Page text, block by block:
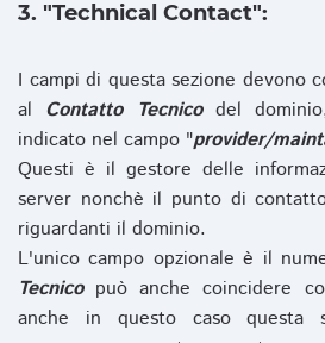
3. "Technical Contact":
I campi di questa sezione devono
al Contatto Tecnicodel
indicato nel campo "provider/
Questi è il gestore delle
server nonchè il punto di
riguardanti il dominio.
L'unico campo opzionale è il
Tecnicopuò anche coincidere
anche in questo caso questa